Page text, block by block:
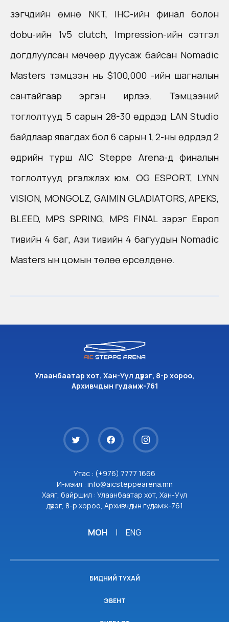
үзэгчдийн өмнө NKT, IHC-ийн финал болон
dobu-ийн 1v5 clutch, Impression-ийн сэтгэл
догдлуулсан мөчөөр дуусаж байсан Nomadic
Masters тэмцээн нь $100,000 -ийн шагналын
сантайгаар эргэн ирлээ. Тэмцээний
тоглолтууд 5 сарын 28-30 өдрүүдэд LAN Studio
байдлаар явагдах бол 6 сарын 1, 2-ны өдрүүдэд 2
өдрийн турш AIC Steppe Arena-д финалын
тоглолтууд үргэлжлэх юм. OG ESPORT, LYNN
VISION, MONGOLZ, GAIMIN GLADIATORS, APEKS,
BLEED, MPS SPRING, MPS FINAL зэрэг Европ
тивийн 4 баг, Ази тивийн 4 багуудын Nomadic
Masters ын цомын төлөө өрсөлдөнө.
Улаанбаатар хот, Хан-Уул дүүрэг, 8-р хороо,
Архивчдын гудамж-761
Утас : (+976) 7777 1666
И-мэйл : info@aicsteppearena.mn
Хаяг, байршил : Улаанбаатар хот, Хан-Уул
дүүрэг, 8-р хороо, Архивчдын гудамж-761
МОН | ENG
БИДНИЙ ТУХАЙ
ЭВЕНТ